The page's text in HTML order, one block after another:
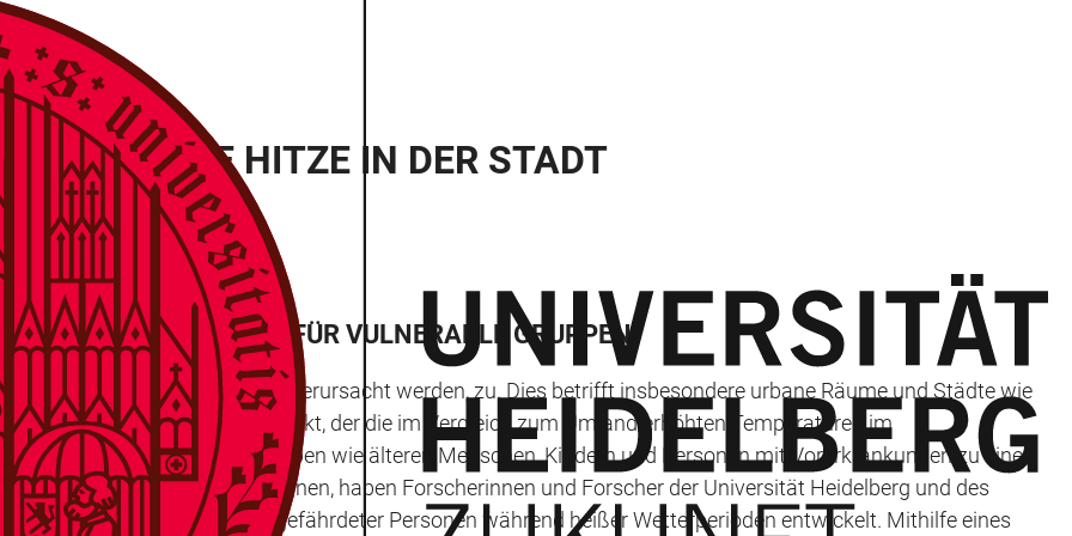
GROSSE HITZE IN DER STADT
ROUTENDIENST FÜR VULNERABLE GRUPPEN
die durch Hitze verursacht werden, zu. Dies betrifft insbesondere urbane Räume und Städte wie
Der Hitzeinsel-Effekt, der die im Vergleich zum Umland erhöhten Temperaturen im
Bevölkerungsgruppen wie älteren Menschen, Kindern und Personen mit Vorerkrankungen zu einer
des Klimawandels zu begegnen, haben Forscherinnen und Forscher der Universität Heidelberg und des
Strategien zum Schutz gefährdeter Personen während heißer Wetterperioden entwickelt. Mithilfe eines